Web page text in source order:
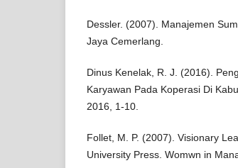
Dessler. (2007). Manajemen
Jaya Cemerlang.
Dinus Kenelak, R. J. (2016).
Karyawan Pada Koperasi Di
2016, 1-10.
Follet, M. P. (2007). Visionary
University Press. Womwn in